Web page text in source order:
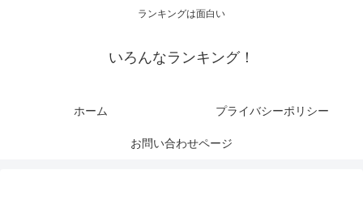
ランキングは面白い
いろんなランキング！
ホーム プライバシーポリシー
お問い合わせページ